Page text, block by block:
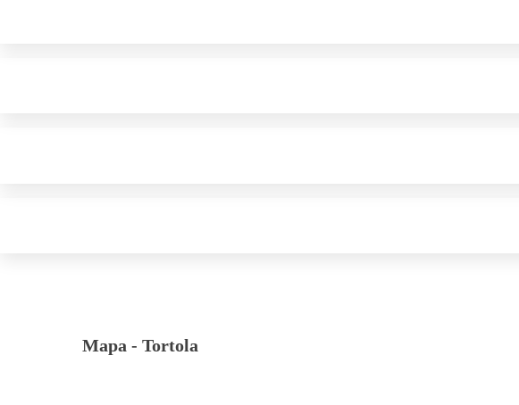
Mapa - Tortola